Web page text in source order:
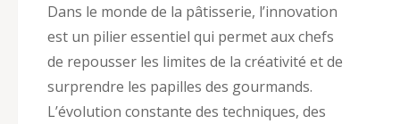
Dans le monde de la pâtisserie, l’innovation
est un pilier essentiel qui permet aux chefs
de repousser les limites de la créativité et de
surprendre les papilles des gourmands.
L’évolution constante des techniques, des